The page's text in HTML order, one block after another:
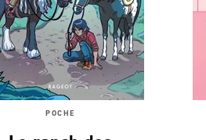
POCHE